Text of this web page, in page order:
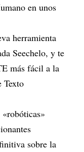
en unos
herramienta
Seechelo, y te
más fácil a la
Texto
sobre la